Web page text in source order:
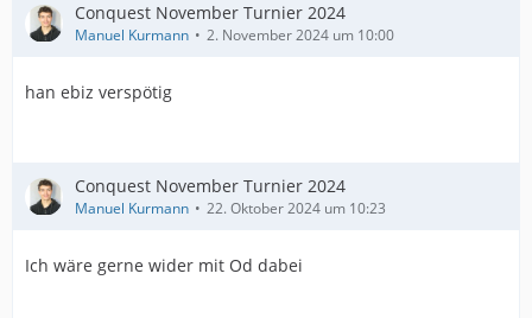
Conquest November Turnier 2024
Manuel Kurmann 2. November 2024 um 10:00
han ebiz verspötig
Conquest November Turnier 2024
Manuel Kurmann 22. Oktober 2024 um 10:23
Ich wäre gerne wider mit Od dabei